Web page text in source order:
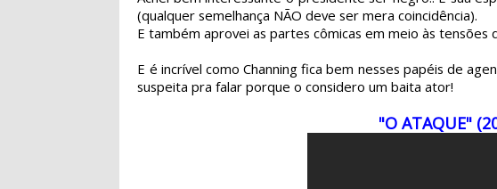
(qualquer semelhança NÃO deve ser mera coincidência).
E também aprovei as partes cômicas em meio às tensões
E é incrível como Channing fica bem nesses papéis de
suspeita pra falar porque o considero um baita ator!
"O ATAQUE"